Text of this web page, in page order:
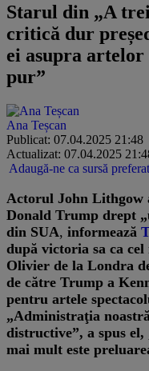
Starul din „A
critică dur
ei asupra artelor
pur”
Ana Teșcan
Publicat: 07.04.2025 21:48
Actualizat: 07.04.2025
Adaugă-ne ca sursă
Actorul John Lithgow
Donald Trump drept
din SUA, informează
după victoria sa ca
Olivier de la Londra
de către Trump a
pentru artele
„Administraţia
distructive”, a spus
mai mult este